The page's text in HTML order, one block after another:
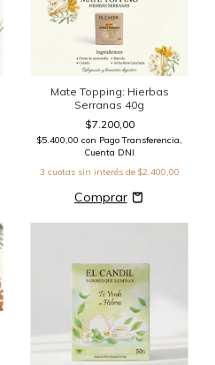
Mate Topping: Hierbas
Serranas 40g
$7.200,00
$5.400,00 con Pago Transferencia,
Cuenta DNI
3 cuotas sin interés de $2.400,00